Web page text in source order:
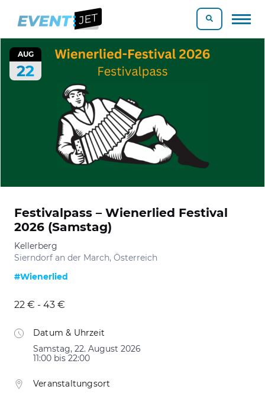
AUG
22
Festivalpass – Wienerlied Festival
2026 (Samstag)
Kellerberg
Sierndorf an der March, Österreich
#Wienerlied
22 € - 43 €
Datum & Uhrzeit
Samstag, 22. August 2026
11:00 bis 22:00
Veranstaltungsort